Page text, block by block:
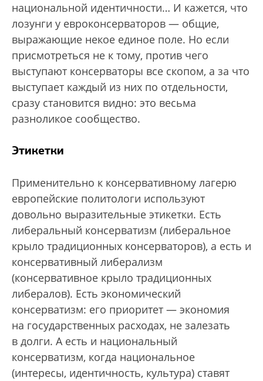
национальной идентичности… И кажется, что
лозунги у евроконсерваторов — общие,
выражающие некое единое поле. Но если
присмотреться не к тому, против чего
выступают консерваторы все скопом, а за что
выступает каждый из них по отдельности,
сразу становится видно: это весьма
разноликое сообщество.
Этикетки
Применительно к консервативному лагерю
европейские политологи используют
довольно выразительные этикетки. Есть
либеральный консерватизм (либеральное
крыло традиционных консерваторов), а есть и
консервативный либерализм
(консервативное крыло традиционных
либералов). Есть экономический
консерватизм: его приоритет — экономия
на государственных расходах, не залезать
в долги. А есть и национальный
консерватизм, когда национальное
(интересы, идентичность, культура) ставят